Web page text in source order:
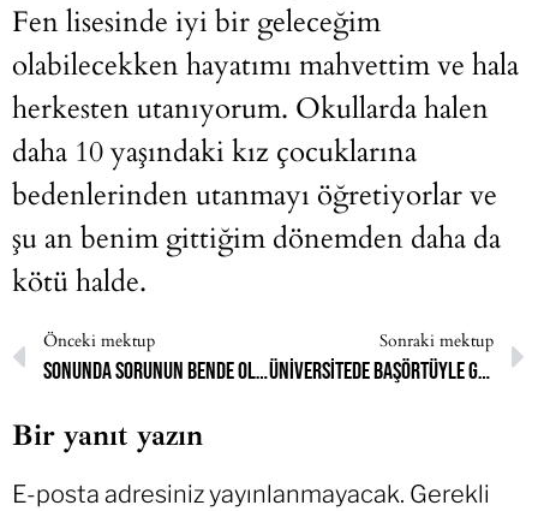
Fen lisesinde iyi bir geleceğim
olabilecekken hayatımı mahvettim ve hala
herkesten utanıyorum. Okullarda halen
daha 10 yaşındaki kız çocuklarına
bedenlerinden utanmayı öğretiyorlar ve
şu an benim gittiğim dönemden daha da
kötü halde.
Önceki mektup
sonunda sorunun bende olmadığını kavrayabildim
Sonraki mektup
Üniversitede başörtüyle gezmek istemiyorum
Bir yanıt yazın
E-posta adresiniz yayınlanmayacak. Gerekli